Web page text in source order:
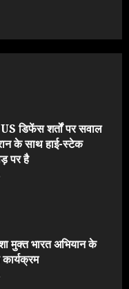
डिफेंस शर्तों पर सवाल
के साथ हाई-स्टेक
पर है
मुक्त भारत अभियान के